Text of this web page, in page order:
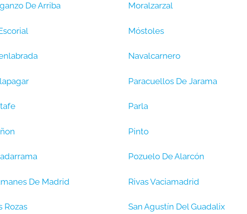
De Arriba
De Madrid
Rozas
Moralzarzal
Móstoles
Navalcarnero
Paracuellos De Jarama
Parla
Pinto
Pozuelo De Alarcón
Rivas Vaciamadrid
San Agustín Del Guadalix